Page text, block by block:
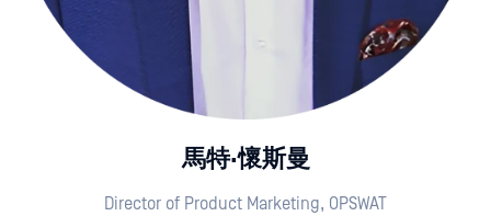
馬特·懷斯曼
Director of Product Marketing, OPSWAT